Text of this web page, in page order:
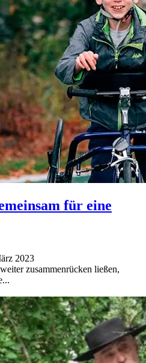
für eine
2023
zusammenrücken ließen,